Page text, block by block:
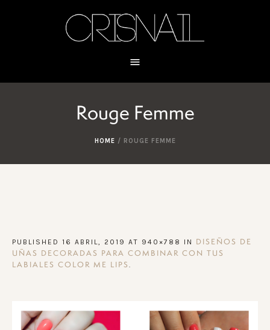
Rouge Femme
HOME / ROUGE FEMME
PUBLISHED 16 ABRIL, 2019 AT 940×788 IN
DISEÑOS DE
UÑAS DECORADAS PARA COMBINAR CON TUS
LABIALES COLOR ME LIPS .